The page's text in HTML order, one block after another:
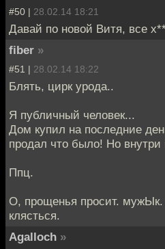
#50 | 28.02.14 18:21
Давай по новой Витя, все
fiber »
#51 | 28.02.14 18:22
Блять, цирк урода..
Я публичный человек...
Дом купил на последние
продал что было! Но внутри
Ппц.
О, прощенья просит.
клясться.
Agalloch »